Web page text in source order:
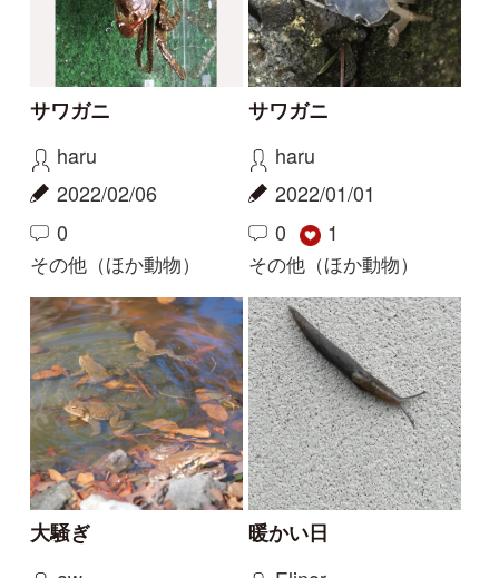
mitsuru.w
2024/04/11
2 1
タゴガエル
2021/07/24
その他（ほか動物）
解決
正面顔のヘビ
Elinor
2021/06/25
0
ジムグリ
解決
オタマジャクシを卒業
したばかりのカエル
aw
2020/06/28
2 6
ニホンアマガエル
解決